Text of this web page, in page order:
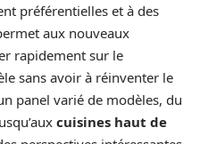
préférentielles et à des
aux nouveaux
rapidement sur le
sans avoir à réinventer le
un panel varié de modèles, du
cuisines haut de